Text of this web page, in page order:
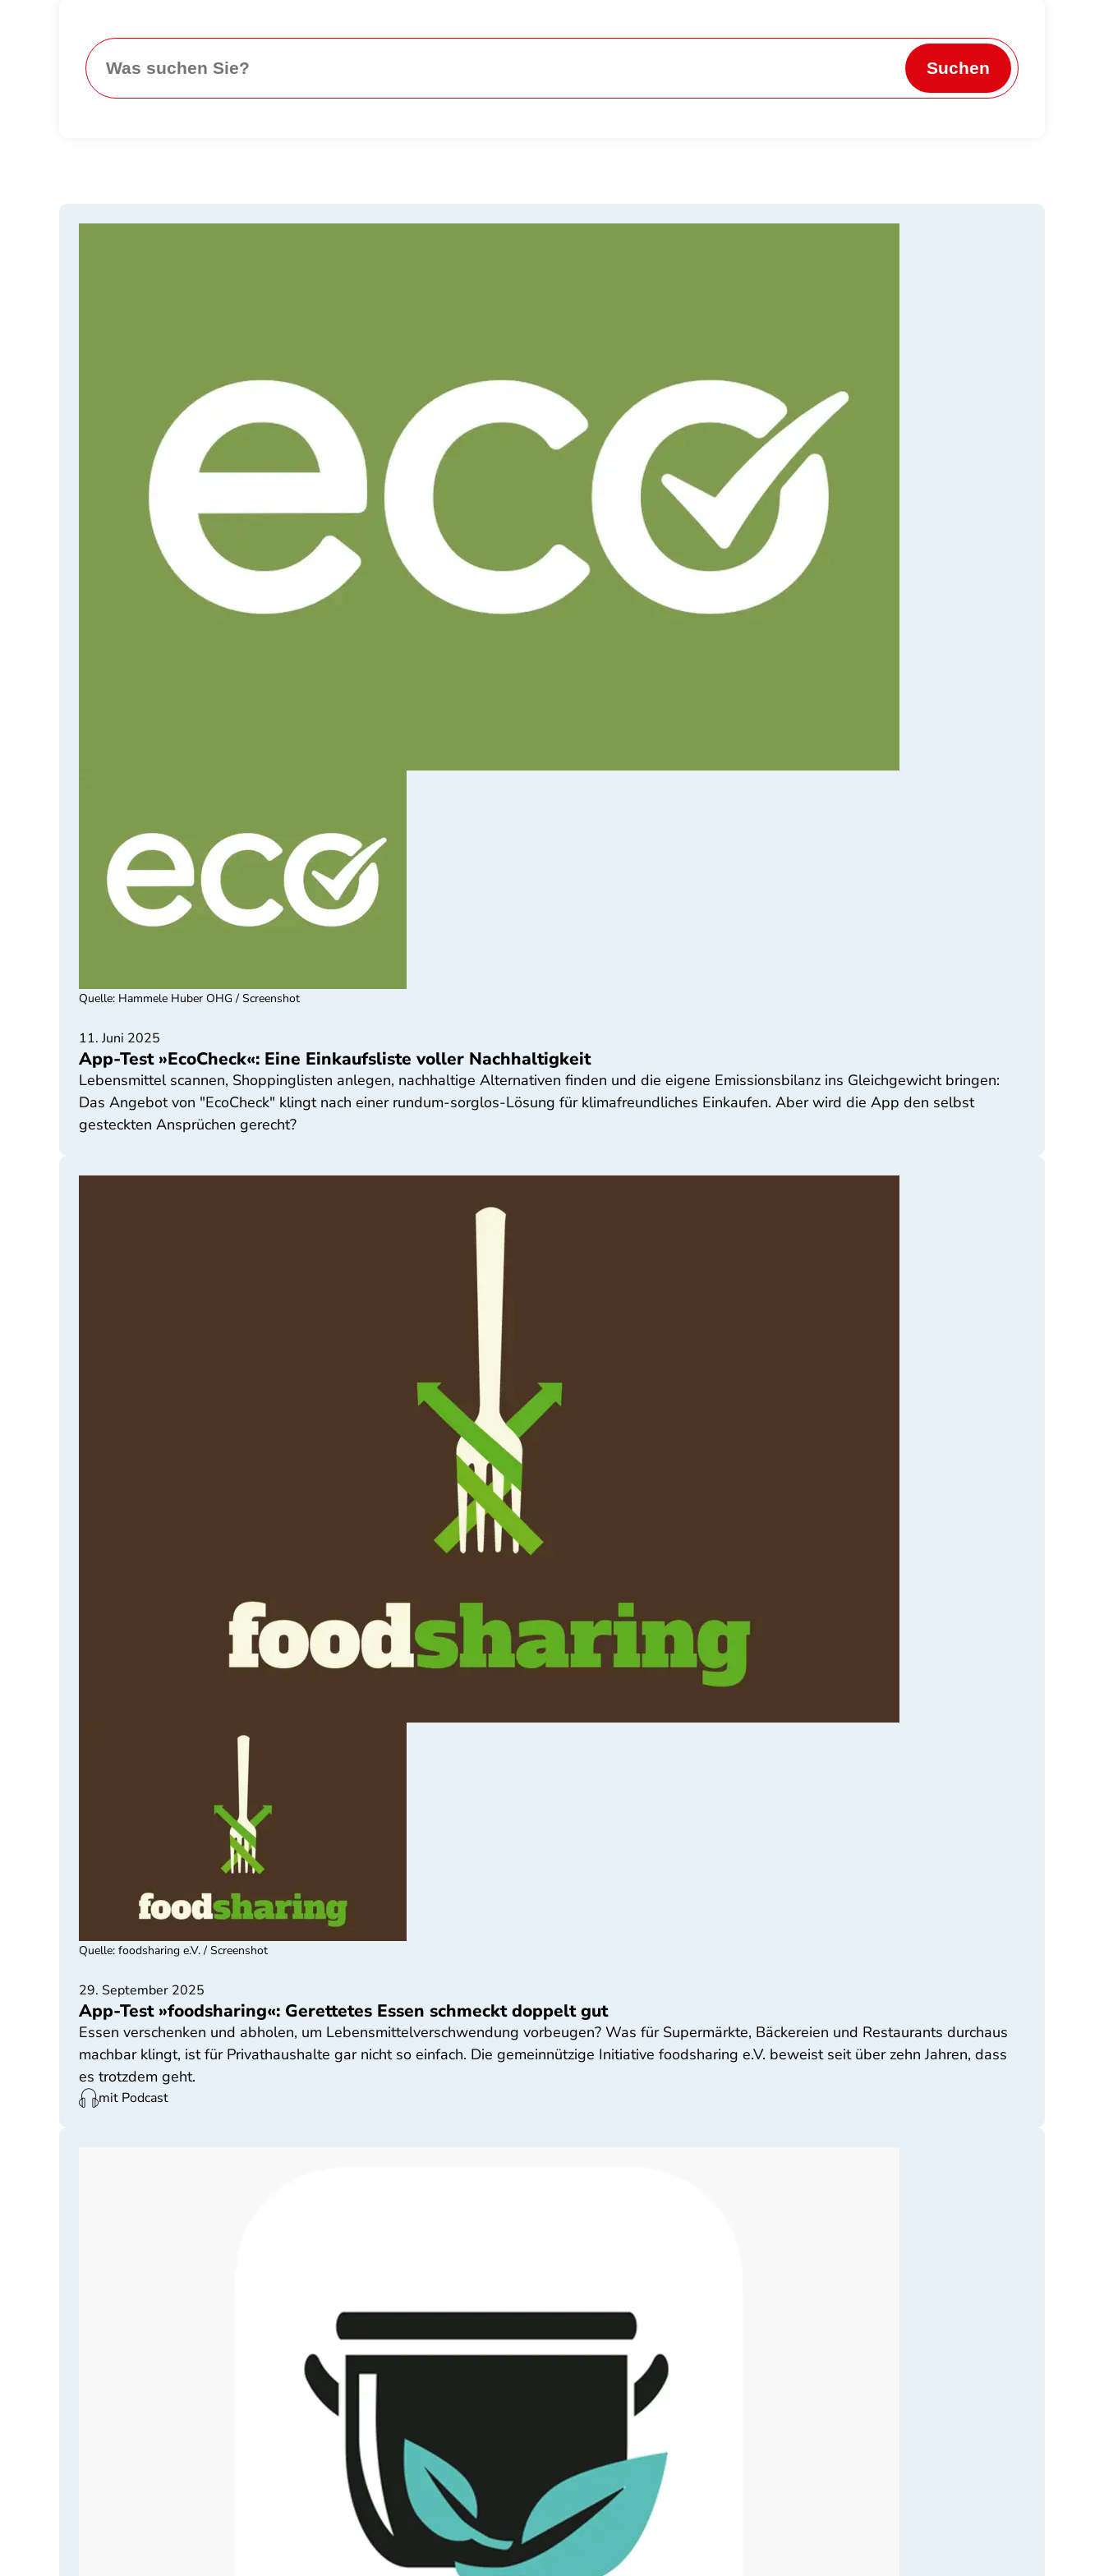
Suchen
11. Juni 2025
App-Test »EcoCheck«: Eine Einkaufsliste voller Nachhaltigkeit
Lebensmittel scannen, Shoppinglisten anlegen, nachhaltige Alternativen finden und die eigene Emissionsbilanz ins Gleichgewicht bringen:
Das Angebot von "EcoCheck" klingt nach einer rundum-sorglos-Lösung für klimafreundliches Einkaufen. Aber wird die App den selbst
gesteckten Ansprüchen gerecht?
Quelle: Hammele Huber OHG / Screenshot
29. September 2025
App-Test »foodsharing«: Gerettetes Essen schmeckt doppelt gut
Essen verschenken und abholen, um Lebensmittelverschwendung vorbeugen? Was für Supermärkte, Bäckereien und Restaurants durchaus
machbar klingt, ist für Privathaushalte gar nicht so einfach. Die gemeinnützige Initiative foodsharing e.V. beweist seit über zehn Jahren, dass
es trotzdem geht.
mit Podcast
Quelle: foodsharing e.V. / Screenshot